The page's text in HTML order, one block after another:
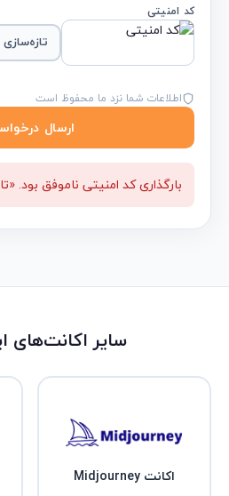
کد امنیتی
تازه‌سازی
اطلاعات شما نزد ما محفوظ است
ارسال
بارگذاری کد امنیتی ناموفق بود.
سایر اکانت‌های
اکانت Midjourney